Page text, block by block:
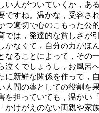
い人がついていくか，あ
ですね。温かな，受容さ
つ適切で心のこもった公
は，発達的な貧しさが
かなくて，自分の力がほ
なることによって，そ
泣くでしょうし，お風呂
に新鮮な関係を作って，
人間の薬としての役割を
担っていても，温かい
かけがえのない両親や家